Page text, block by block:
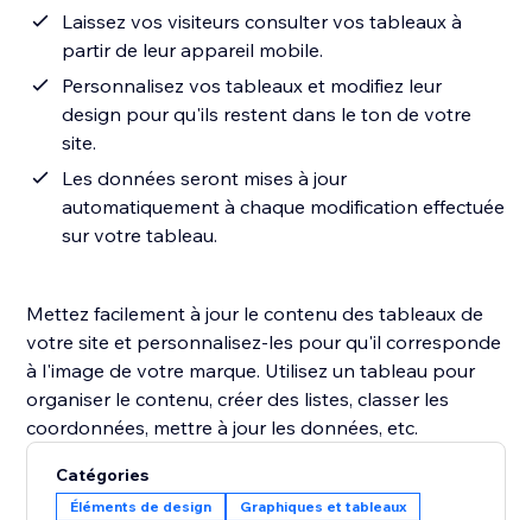
Laissez vos visiteurs consulter vos tableaux à
partir de leur appareil mobile.
Personnalisez vos tableaux et modifiez leur
design pour qu'ils restent dans le ton de votre
site.
Les données seront mises à jour
automatiquement à chaque modification effectuée
sur votre tableau.
Mettez facilement à jour le contenu des tableaux de
votre site et personnalisez-les pour qu'il corresponde
à l'image de votre marque. Utilisez un tableau pour
organiser le contenu, créer des listes, classer les
coordonnées, mettre à jour les données, etc.
Catégories
Éléments de design Graphiques et tableaux